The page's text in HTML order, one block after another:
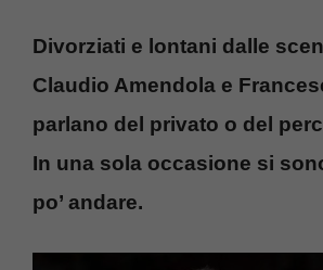
Divorziati e lontani dalle
Claudio Amendola e
parlano del privato o del
In una sola occasione si
po’ andare.